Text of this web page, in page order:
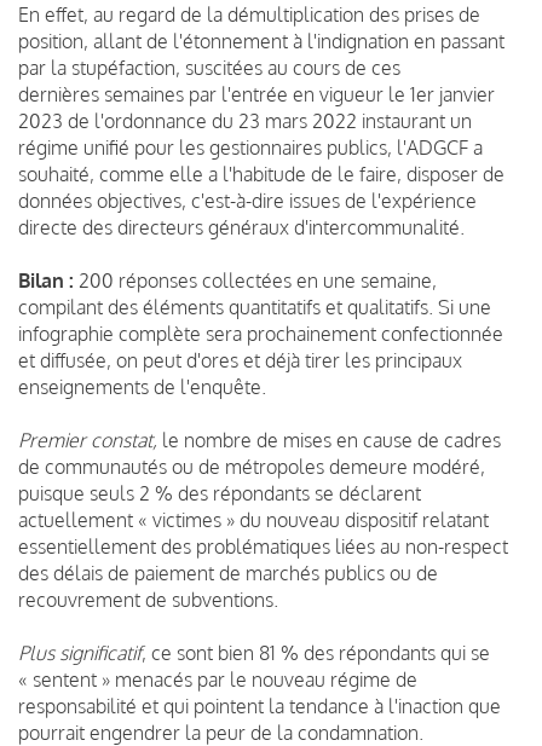
En effet, au regard de la démultiplication des prises de
position, allant de l'étonnement à l'indignation en passant
par la stupéfaction, suscitées au cours de ces
dernières semaines par l'entrée en vigueur le 1er janvier
2023 de l'ordonnance du 23 mars 2022 instaurant un
régime unifié pour les gestionnaires publics, l'ADGCF a
souhaité, comme elle a l'habitude de le faire, disposer de
données objectives, c'est-à-dire issues de l'expérience
directe des directeurs généraux d'intercommunalité.
Bilan : 200 réponses collectées en une semaine,
compilant des éléments quantitatifs et qualitatifs. Si une
infographie complète sera prochainement confectionnée
et diffusée, on peut d'ores et déjà tirer les principaux
enseignements de l'enquête.
Premier constat, le nombre de mises en cause de cadres
de communautés ou de métropoles demeure modéré,
puisque seuls 2 % des répondants se déclarent
actuellement « victimes » du nouveau dispositif relatant
essentiellement des problématiques liées au non-respect
des délais de paiement de marchés publics ou de
recouvrement de subventions.
Plus significatif, ce sont bien 81 % des répondants qui se
« sentent » menacés par le nouveau régime de
responsabilité et qui pointent la tendance à l'inaction que
pourrait engendrer la peur de la condamnation.